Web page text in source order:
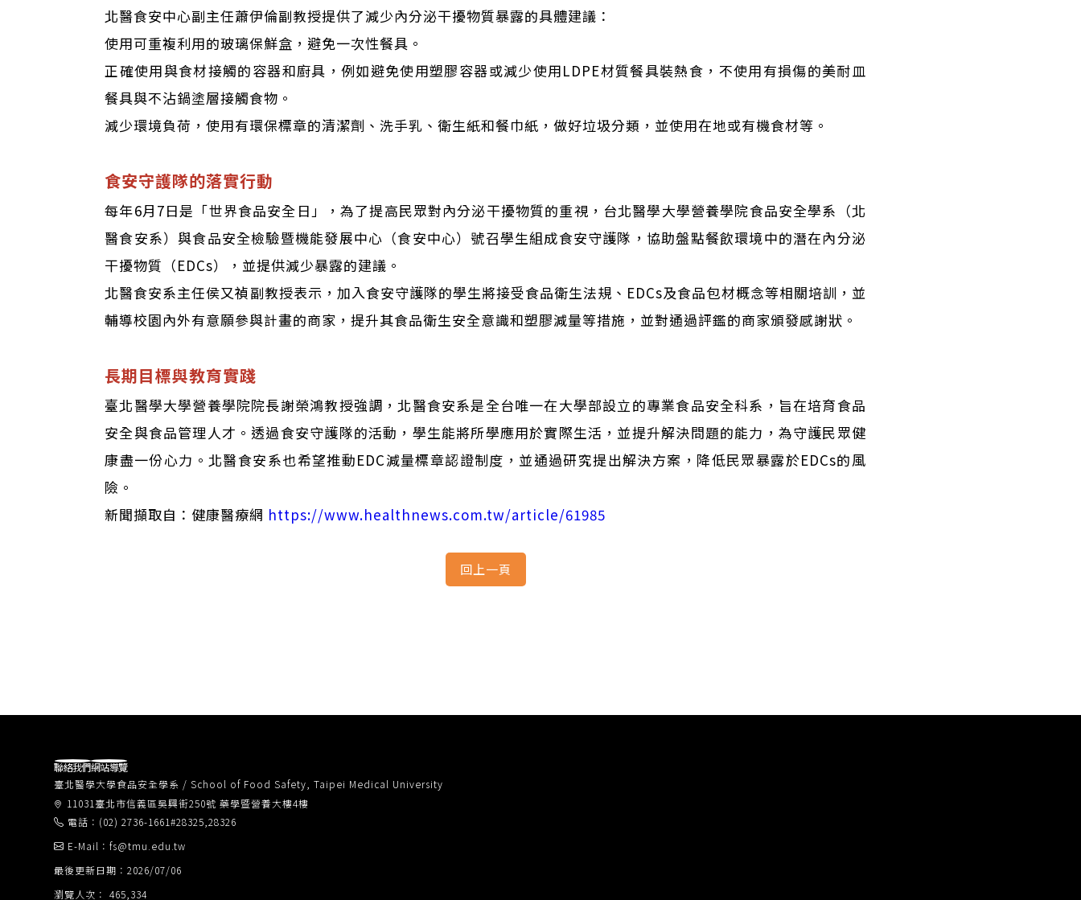
北醫食安中心副主任蕭伊倫副教授提供了減少內分泌干擾物質暴露的具體建議：
使用可重複利用的玻璃保鮮盒，避免一次性餐具。
正確使用與食材接觸的容器和廚具，例如避免使用塑膠容器或減少使用LDPE材質餐具裝熱食，不使用有損傷的美耐皿
餐具與不沾鍋塗層接觸食物。
減少環境負荷，使用有環保標章的清潔劑、洗手乳、衛生紙和餐巾紙，做好垃圾分類，並使用在地或有機食材等。
食安守護隊的落實行動
每年6月7日是「世界食品安全日」，為了提高民眾對內分泌干擾物質的重視，台北醫學大學營養學院食品安全學系（北
醫食安系）與食品安全檢驗暨機能發展中心（食安中心）號召學生組成食安守護隊，協助盤點餐飲環境中的潛在內分泌
干擾物質（EDCs），並提供減少暴露的建議。
北醫食安系主任侯又禎副教授表示，加入食安守護隊的學生將接受食品衛生法規、EDCs及食品包材概念等相關培訓，並
輔導校園內外有意願參與計畫的商家，提升其食品衛生安全意識和塑膠減量等措施，並對通過評鑑的商家頒發感謝狀。
長期目標與教育實踐
臺北醫學大學營養學院院長謝榮鴻教授強調，北醫食安系是全台唯一在大學部設立的專業食品安全科系，旨在培育食品
安全與食品管理人才。透過食安守護隊的活動，學生能將所學應用於實際生活，並提升解決問題的能力，為守護民眾健
康盡一份心力。北醫食安系也希望推動EDC減量標章認證制度，並通過研究提出解決方案，降低民眾暴露於EDCs的風
險。
新聞擷取自：健康醫療網 https://www.healthnews.com.tw/article/61985
臺北醫學大學食品安全學系 / School of Food Safety, Taipei Medical University
11031臺北市信義區吳興街250號 藥學暨營養大樓4樓
電話：(02) 2736-1661#28325,28326
瀏覽人次： 465,334
E-Mail：fs@tmu.edu.tw
最後更新日期：2026/07/06
聯絡我們網站導覽